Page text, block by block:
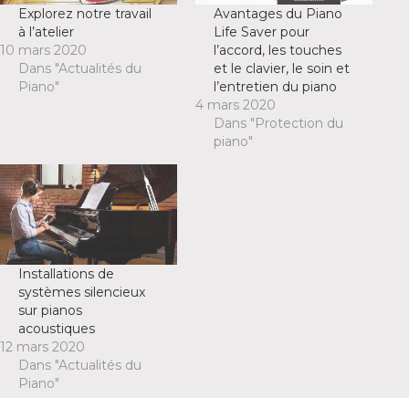
Explorez notre travail
à l’atelier
10 mars 2020
Dans "Actualités du
Piano"
Avantages du Piano
Life Saver pour
l’accord, les touches
et le clavier, le soin et
l’entretien du piano
4 mars 2020
Dans "Protection du
piano"
Installations de
systèmes silencieux
sur pianos
acoustiques
12 mars 2020
Dans "Actualités du
Piano"